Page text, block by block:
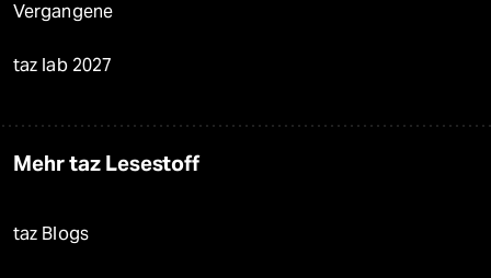
Vergangene
taz lab 2027
Mehr taz Lesestoff
taz Blogs